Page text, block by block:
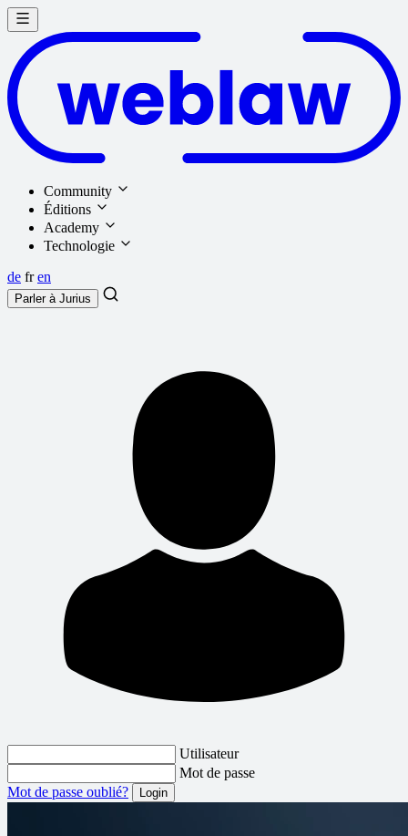
Community
Éditions
Academy
Technologie
de fr en
Parler à Jurius
Utilisateur
Mot de passe
Mot de passe oublié?